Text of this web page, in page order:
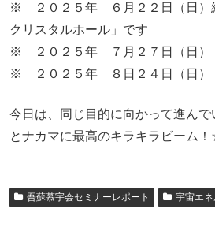
※ ２０２５年 ６月２２日（日）
クリスタルホール」です
※ ２０２５年 ７月２７日
※ ２０２５年 ８日２４日
今日は、同じ目的に向かって進ん
とナカマに最高のキラキラビーム
吾蘇慕宇会セミナーレポート 宇宙エ